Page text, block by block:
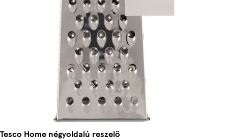
Tesco Home négyoldalú reszelő